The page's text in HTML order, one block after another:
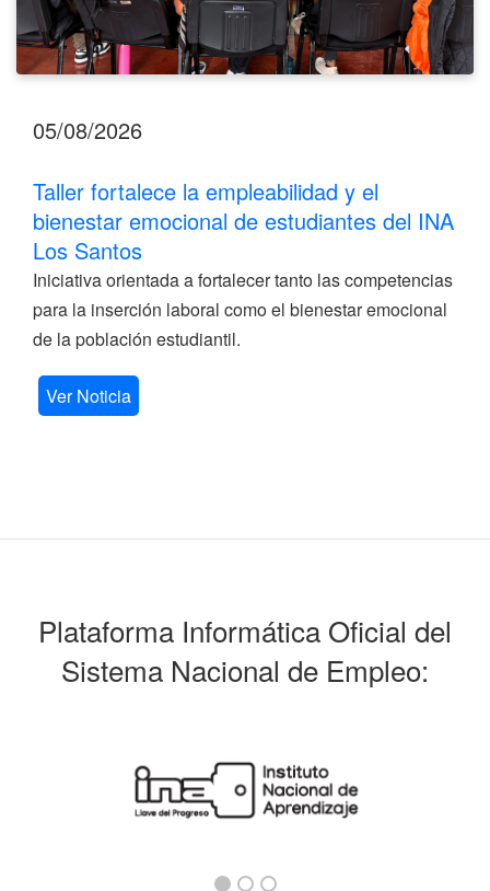
Santos
05/08/2026
Taller fortalece la empleabilidad y el
bienestar emocional de estudiantes del INA
Los Santos
Iniciativa orientada a fortalecer tanto las competencias
para la inserción laboral como el bienestar emocional
de la población estudiantil.
Ver Noticia
Plataforma Informática Oficial del
Sistema Nacional de Empleo: